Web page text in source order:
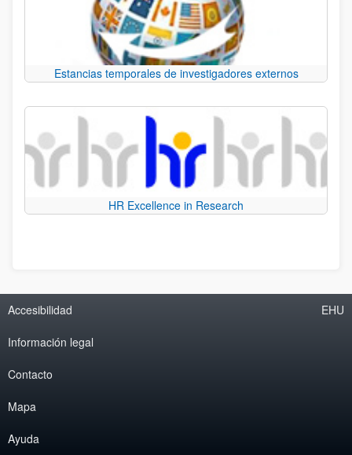
Estancias temporales de investigadores externos
HR Excellence in Research
Accesibilidad
Información legal
Contacto
Mapa
Ayuda
EHU